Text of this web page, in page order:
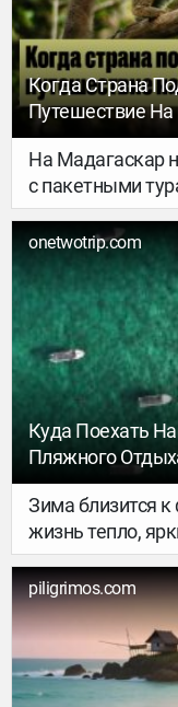
Когда Страна
Путешествие
На Мадагаскар
с пакетными
размывают
местными нужно
английского
Головченко
рассказала,
onetwotrip.com
Куда Поехать
Пляжного
Зима близится к
жизнь тепло,
дела…
чтобы
короткого
piligrimos.com